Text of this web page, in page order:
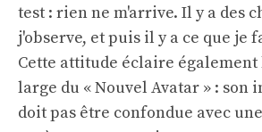
test : rien ne m'arrive. Il y a des
j'observe, et puis il y a ce que je
Cette attitude éclaire
large du « Nouvel Avatar » : son
doit pas être confondue avec